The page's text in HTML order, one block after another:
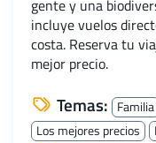
gente y una
incluye vuelos
costa. Reserva tu
mejor precio.
Temas: Familia
Los mejores precios